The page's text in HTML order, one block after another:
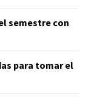
semestre con
para tomar el